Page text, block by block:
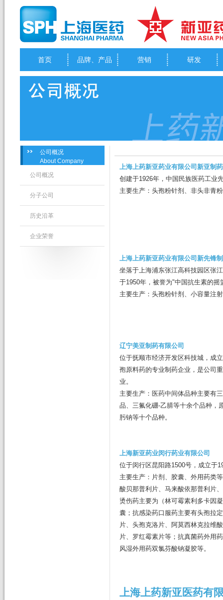
首页 品牌、产品 营销 研发
公司概况
About Company
公司概况
分子公司
历史沿革
企业荣誉
上海上药新亚药业有限公司新亚制
创建于1926年，中国民族医药工业
主要生产：头孢粉针剂、非头非青
上海上药新亚药业有限公司新先锋制
坐落于上海浦东张江高科技园区张
于1950年，被誉为"中国抗生素的摇
主要生产：头孢粉针剂、小容量注
辽宁美亚制药有限公司
位于抚顺市经济开发区科技城，成
孢原料药的专业制药企业，是公司
业。
主要生产：医药中间体品种主要有
品、三氟化硼-乙腈等十余个品种，
肟钠等十个品种。
上海新亚药业闵行药业有限公司
位于闵行区昆阳路1500号，成立于
主要生产：片剂、胶囊、外用药类
酸贝那普利片、马来酸依那普利片
烫伤药主要为（林可霉素利多卡因
囊；抗感染药口服药主要有头孢拉
片、头孢克洛片、阿莫西林克拉维
片、罗红霉素片等；抗真菌药外用
风湿外用药双氯芬酸钠凝胶等。
上海上药新亚医药有